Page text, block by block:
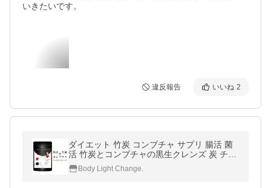
いきたいです。
違反報告 いいね 2
ダイエット 竹炭 コンブチャ サプリ 腸活 菌
活 竹炭とコンブチャの黒生クレンズ 炭 チャ
コール 乳酸菌 食物繊維 サプリメント 30日
分 Body Light Change.